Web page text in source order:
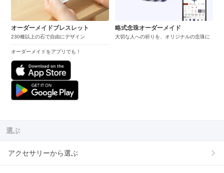
オーダーメイドブレスレット
230種以上の石で自由にデザイン
オーダーメイドをアプリでも！
略式念珠オーダーメイド
大切な人への祈りを、オリジナルの念珠に
選ぶ
アクセサリーから選ぶ